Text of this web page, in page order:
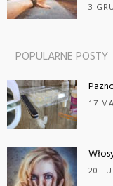
3
POPULARNE POSTY
17
20